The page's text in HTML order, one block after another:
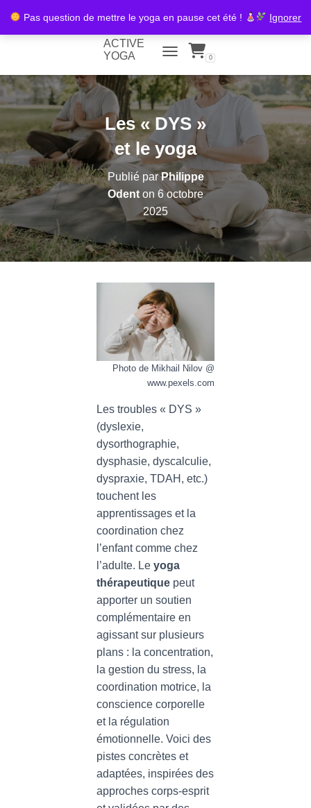
Pas question de mettre le yoga en pause cet été ! Ignorer
ACTIVE
YOGA
TOGGLE NAVIGATION
0
Les « DYS »
et le yoga
Publié parPhilippe
Odent on 6 octobre
2025
Photo de Mikhail Nilov @
www.pexels.com
Les troubles « DYS »
(dyslexie,
dysorthographie,
dysphasie, dyscalculie,
dyspraxie, TDAH, etc.)
touchent les
apprentissages et la
coordination chez
l’enfant comme chez
l’adulte. Le yoga
thérapeutique peut
apporter un soutien
complémentaire en
agissant sur plusieurs
plans : la concentration,
la gestion du stress, la
coordination motrice, la
conscience corporelle
et la régulation
émotionnelle. Voici des
pistes concrètes et
adaptées, inspirées des
approches corps-esprit